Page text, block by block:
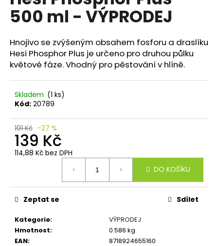
0,0
z
hvězdiček.
500 ml - VÝPRODEJ
Hnojivo se zvýšeným obsahem fosforu a draslíku
Hesi Phosphor Plus je určeno pro druhou půlku
květové fáze. Vhodný pro pěstování v hlíně.
Skladem (1 ks)
Kód: 20789
191 Kč –27 %
139 Kč
114,88 Kč bez DPH
DO KOŠÍKU
Kategorie:
VÝPRODEJ
Hmotnost:
0.586 kg
EAN: 8718924655160
Zeptat se Sdílet
a
j
í
t
?
D
o
č
u